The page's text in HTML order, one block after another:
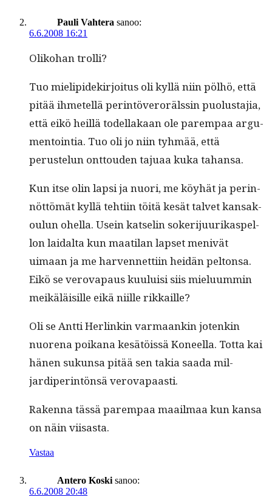
Pauli Vahtera sanoo:
6.6.2008 16:21
Oliko­han trolli?
Tuo mielipi­dekir­joi­tus oli kyl­lä niin pöl­hö, että
pitää ihme­tel­lä per­in­töverorälssin puo­lus­ta­jia,
että eikö heil­lä todel­lakaan ole parem­paa argu­
men­toin­tia. Tuo oli jo niin tyh­mää, että
perustelun ont­touden tajuaa kuka tahansa.
Kun itse olin lap­si ja nuori, me köy­hät ja perin­
nöt­tömät kyl­lä tehti­in töitä kesät tal­vet kansak­
oulun ohel­la. Usein kat­selin sok­er­i­ju­urikaspel­
lon laidal­ta kun maati­lan lapset menivät
uimaan ja me har­ven­net­ti­in hei­dän pel­ton­sa.
Eikö se verova­paus kuu­luisi siis mielu­um­min
meikäläisille eikä niille rikkaille?
Oli se Antti Her­linkin var­maankin jotenkin
nuore­na poikana kesätöis­sä Koneel­la. Tot­ta kai
hänen sukun­sa pitää sen takia saa­da mil­
jardiper­in­tön­sä verovapaasti.
Raken­na tässä parem­paa maail­maa kun kansa
on näin viisasta.
Vastaa
Antero Koski sanoo:
6.6.2008 20:48